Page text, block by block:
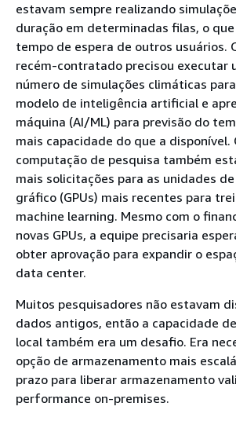
estavam sempre realizando
duração em determinadas filas, o
tempo de espera de outros usuários.
recém-contratado precisou executar
número de simulações climáticas
modelo de inteligência artificial e
máquina (AI/ML) para previsão do
mais capacidade do que a disponível.
computação de pesquisa também
mais solicitações para as unidades
gráfico (GPUs) mais recentes para
machine learning. Mesmo com o
novas GPUs, a equipe precisaria
obter aprovação para expandir o
data center.
Muitos pesquisadores não estavam
dados antigos, então a capacidade
local também era um desafio. Era
opção de armazenamento mais
prazo para liberar armazenamento
performance on-premises.